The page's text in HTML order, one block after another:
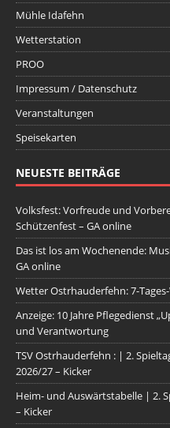
Mühle Idafehn
Wetterstation
PROO
Impressum / Datenschutz
Veranstaltungen
Speisekarten
NEUESTE BEITRÄGE
Volksfest: Vorfreude und
Schützenfest – GA online
Das ist los am Wochenende:
GA online
Wetter Ostrhauderfehn: 7-
Anzeige: 10 Jahre Pflegedienst
und Verantwortung
TSV Ostrhauderfehn : | 2.
2026/27 – Kicker
Heim- und Auswärtstabelle | 2.
– Kicker